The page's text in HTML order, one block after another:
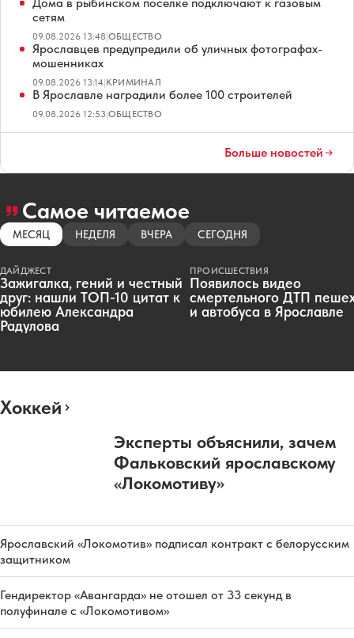
сетям
09.08.2026 13:48|ОБЩЕСТВО
Ярославцев предупредили об уличных фотографах-
мошенниках
09.08.2026 13:14|КРИМИНАЛ
В Ярославле наградили более 100 строителей
09.08.2026 12:53|ОБЩЕСТВО
Больше новостей
Самое читаемое
МЕСЯЦ НЕДЕЛЯ ВЧЕРА СЕГОДНЯ
ДАЙДЖЕСТ
Зажигалка, гений и честный
друг: нашли ТОП-10 цитат к
юбилею Александра
Радулова
ПРОИСШЕСТВИЯ
Появилось видео
смертельного ДТП
и автобуса в Ярославле
Хоккей
Эксперты объяснили, зачем
Фальковский ярославскому
«Локомотиву»
Ярославский «Локомотив» подписал контракт с белорусским
защитником
Гендиректор «Авангарда» не отошел от 33 секунд в
полуфинале с «Локомотивом»